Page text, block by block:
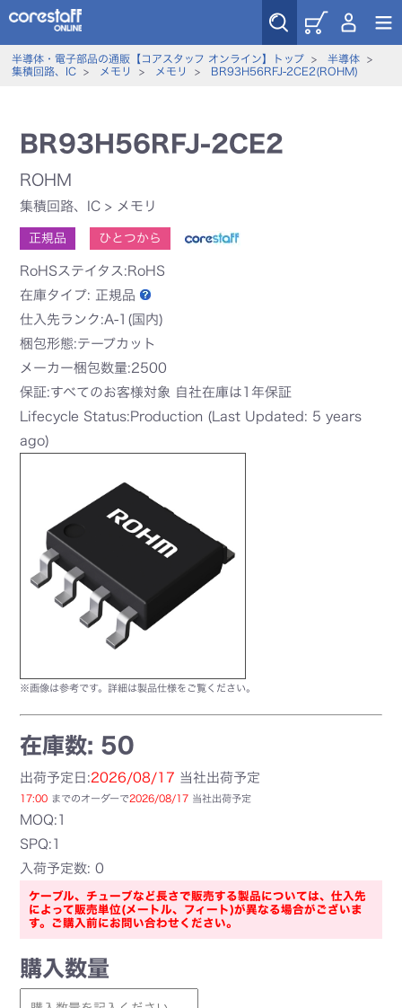
半導体・電子部品の通販【コアスタッフ オンライン】トップ> 半導体>
集積回路、IC> メモリ > メモリ > BR93H56RFJ-2CE2(ROHM)
BR93H56RFJ-2CE2
ROHM
集積回路、IC > メモリ
正規品 ひとつから
RoHSステイタス:RoHS
在庫タイプ: 正規品
仕入先ランク:A-1(国内)
梱包形態:テープカット
メーカー梱包数量:2500
保証:すべてのお客様対象 自社在庫は1年保証
Lifecycle Status:Production (Last Updated: 5 years
ago)
※画像は参考です。詳細は製品仕様をご覧ください。
在庫数: 50
出荷予定日:2026/08/17 当社出荷予定
17:00 までのオーダーで2026/08/17 当社出荷予定
MOQ:1
SPQ:1
入荷予定数: 0
ケーブル、チューブなど長さで販売する製品については、仕入先
によって販売単位(メートル、フィート)が異なる場合がございま
す。ご購入前にお問い合わせください。
購入数量